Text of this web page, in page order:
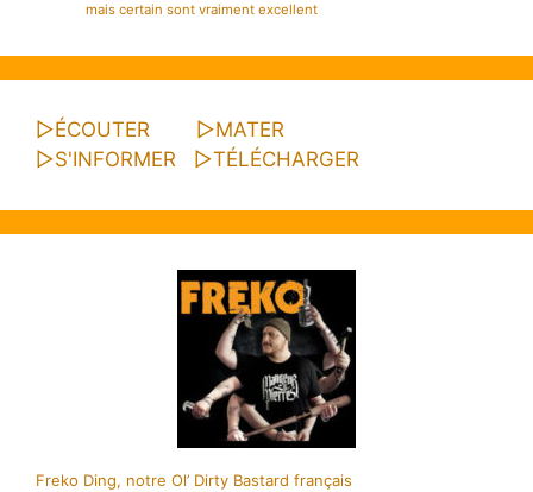
mais certain sont vraiment excellent
▷ÉCOUTER ▷MATER
▷S'INFORMER ▷TÉLÉCHARGER
Freko Ding, notre Ol’ Dirty Bastard français